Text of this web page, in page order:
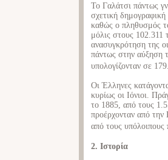
Το Γαλάτσι πάντως
σχετική
καθώς ο πληθυσμός
μόλις στους 102.311
ανασυγκρότηση της
πάντως στην αύξηση
υπολογίζονταν σε
Οι Έλληνες
κυρίως οι Ιόνιοι.
το 1885, από τους
προέρχονταν από
από τους υπόλοιπους
2. Ιστορία